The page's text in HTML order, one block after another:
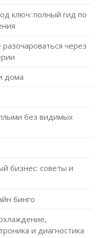
ключ: полный гид по
через
дома
без видимых
бизнес: советы и
бинго
и диагностика